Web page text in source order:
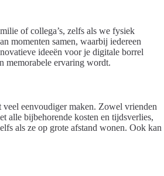
of collega’s, zelfs als we fysiek
momenten samen, waarbij iedereen
ideeën voor je digitale borrel
memorabele ervaring wordt.
eenvoudiger maken. Zowel vrienden
alle bijbehorende kosten en tijdsverlies,
als ze op grote afstand wonen. Ook kan